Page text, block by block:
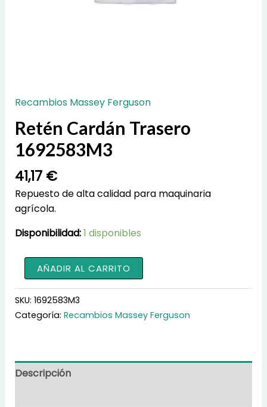
Recambios Massey Ferguson
Retén Cardán Trasero
1692583M3
41,17 €
Repuesto de alta calidad para maquinaria
agrícola.
Disponibilidad:1 disponibles
Retén
Cardán
Trasero
1692583M3
cantidad
AÑADIR AL CARRITO
SKU: 1692583M3
Categoría: Recambios Massey Ferguson
Descripción